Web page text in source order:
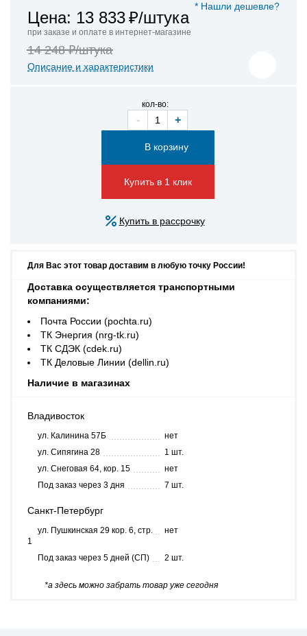
* Нашли дешевле?
Цена: 13 833₽/штука
при заказе и оплате в интернет-магазине
14 248 ₽/штука
Описание и характеристики
кол-во:
- +
Купить в 1 клик
Купить в рассрочку
Для Вас этот товар доставим в любую точку России!
Доставка осуществляется транспортными
компаниями:
Почта России (pochta.ru)
ТК Энергия (nrg-tk.ru)
ТК СДЭК (cdek.ru)
ТК Деловые Линии (dellin.ru)
Наличие в магазинах
Владивосток
ул. Калинина 57Б
нет
ул. Сипягина 28
1 шт.
ул. Снеговая 64, кор. 15
нет
Под заказ через 3 дня
7 шт.
Санкт-Петербург
ул. Пушкинская 29 кор. 6, стр.
1
нет
Под заказ через 5 дней (СП) 2 шт.
*а здесь можно забрать товар уже сегодня